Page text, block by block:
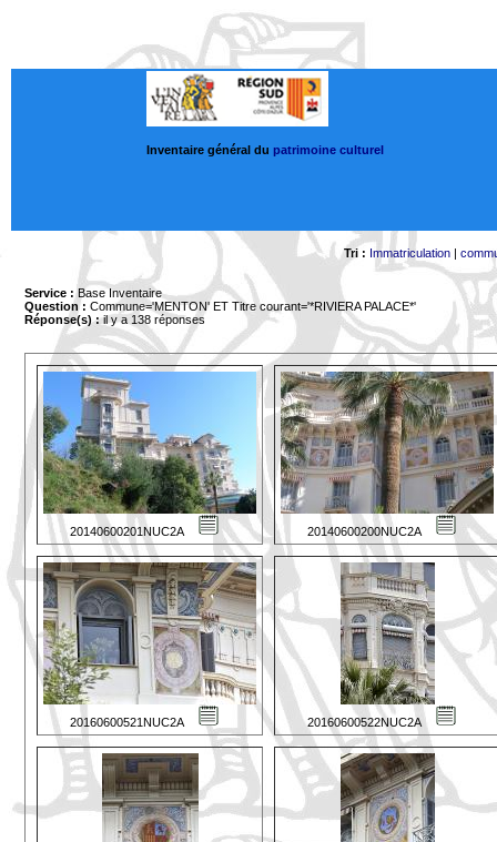
Inventaire général du patrimoine culturel
Tri : Immatriculation|
Service : Base Inventaire
Question : Commune='MENTON' ET Titre courant='*RIVIERA PALACE*'
Réponse(s) :il y a 138 réponses
20140600201NUC2A 20140600200NUC2A
20160600521NUC2A 20160600522NUC2A